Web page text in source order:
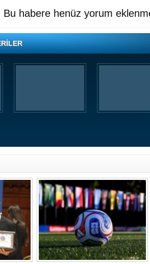
Bu habere henüz yorum
TL'ye dayandı!
kararı aldı. Gelen
dayanırken, Pro Max